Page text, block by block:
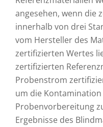
angesehen, wenn die
innerhalb von drei
vom Hersteller des
zertifizierten Wertes
zertifizierten
Probenstrom
um die
Probenvorbereitung
Ergebnisse des